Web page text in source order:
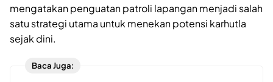
mengatakan penguatan patroli lapangan menjadi salah
satu strategi utama untuk menekan potensi karhutla
sejak dini.
Baca Juga: